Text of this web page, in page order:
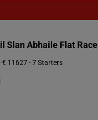
Slan Abhaile Flat Race
€ 11627 - 7 Starters